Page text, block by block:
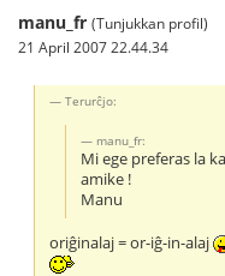
manu_fr (Tunjukkan profil)
21 April 2007 22.44.34
Terurĉjo:
manu_fr:
Mi ege preferas la
amike !
Manu
oriĝinalaj = or-iĝ-in-alaj